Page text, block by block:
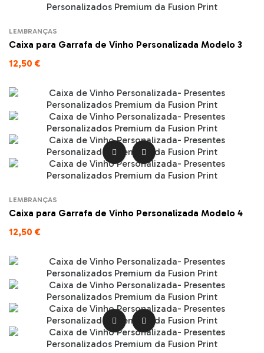
LEMBRANÇAS
Caixa para Garrafa de Vinho Personalizada Modelo 3
12,50 €
 
LEMBRANÇAS
Caixa para Garrafa de Vinho Personalizada Modelo 4
12,50 €
 